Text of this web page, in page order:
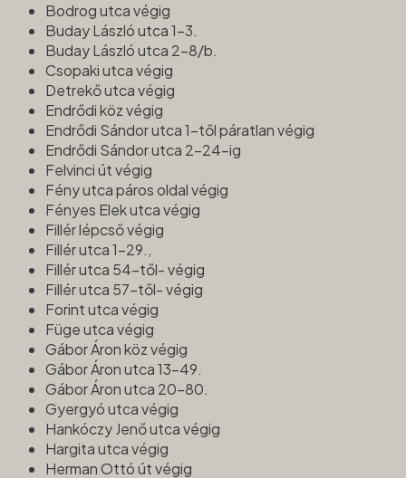
Bodrog utca végig
Buday László utca 1-3.
Buday László utca 2-8/b.
Csopaki utca végig
Detrekő utca végig
Endrődi köz végig
Endrődi Sándor utca 1-től páratlan végig
Endrődi Sándor utca 2-24-ig
Felvinci út végig
Fény utca páros oldal végig
Fényes Elek utca végig
Fillér lépcső végig
Fillér utca 1-29.,
Fillér utca 54-től- végig
Fillér utca 57-től- végig
Forint utca végig
Füge utca végig
Gábor Áron köz végig
Gábor Áron utca 13-49.
Gábor Áron utca 20-80.
Gyergyó utca végig
Hankóczy Jenő utca végig
Hargita utca végig
Herman Ottó út végig